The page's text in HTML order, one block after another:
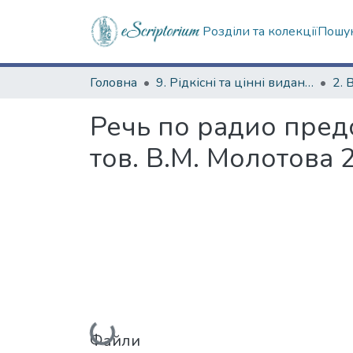
Розділи та колекції
Головна 9. Рідкісні та цінні видання 2.
Речь по радио
тов. В.М. Молотова
Вантажиться...
Файли